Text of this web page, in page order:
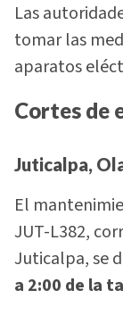
Las
tomar las
aparatos
Cortes de
Juticalpa,
El
JUT-L382,
Juticalpa, se
a 2:00 de la